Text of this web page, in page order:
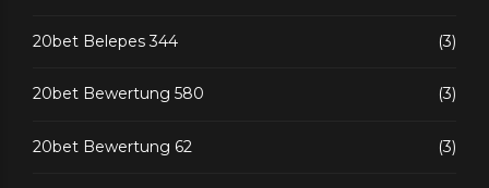
20bet Belepes 344 (3)
20bet Bewertung 580 (3)
20bet Bewertung 62 (3)